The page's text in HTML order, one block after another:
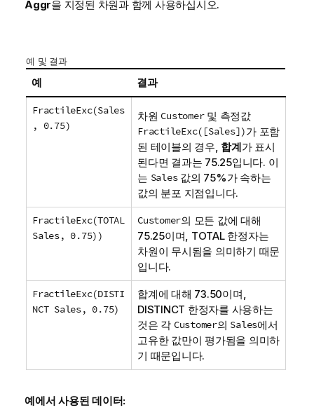
Aggr을 지정된 차원과 함께 사용하십시오.
예 및 결과
예 결과
FractileExc(Sales
, 0.75)
차원 Customer및 측정값
FractileExc([Sales])가 포함
된 테이블의 경우, 합계가 표시
된다면 결과는 75.25입니다. 이
는 Sales값의 75%가 속하는
값의 분포 지점입니다.
FractileExc(TOTAL
Sales, 0.75))
Customer의 모든 값에 대해
75.25이며, TOTAL한정자는
차원이 무시됨을 의미하기 때문
입니다.
FractileExc(DISTI
NCT Sales, 0.75)
합계에 대해 73.50이며,
DISTINCT 한정자를 사용하는
것은 각 Customer의 Sales에서
고유한 값만이 평가됨을 의미하
기 때문입니다.
예에서 사용된 데이터: